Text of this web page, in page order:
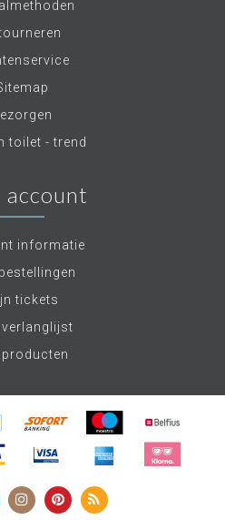
toilet - trend
account
informatie
tickets
verlanglijst
producten